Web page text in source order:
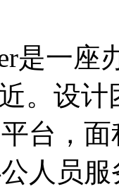
是一
。设
台，
人员